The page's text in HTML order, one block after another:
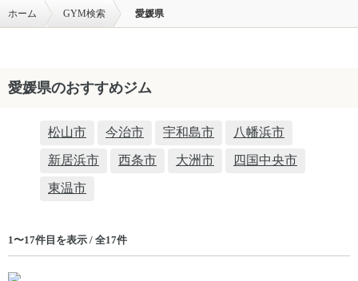
ホーム GYM検索 愛媛県
愛媛県のおすすめジム
松山市 今治市 宇和島市 八幡浜市
新居浜市 西条市 大洲市 四国中央市
東温市
1〜17件目を表示 / 全17件